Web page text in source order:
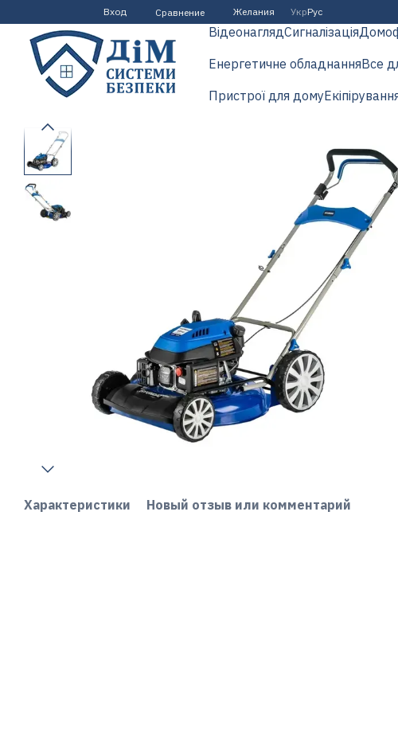
Перейти к основному контенту
Вход Сравнение Желания УкрРус
ВідеонаглядСигналізація
Енергетичне обладнанняВсе
Пристрої для дому
Характеристики Новый отзыв или комментарий